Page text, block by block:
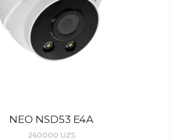
NEO NSD53 E4A
260000 UZS